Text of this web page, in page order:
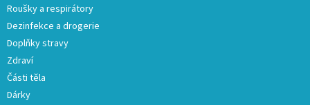
Roušky a respirátory
Dezinfekce a drogerie
Doplňky stravy
Zdraví
Části těla
Dárky